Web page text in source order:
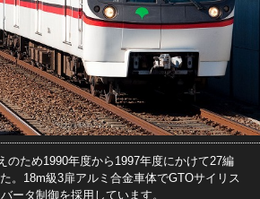
のため1990年度から1997年度にかけて27編
。18m級3扉アルミ合金車体でGTOサイリス
ータ制御を採用しています。